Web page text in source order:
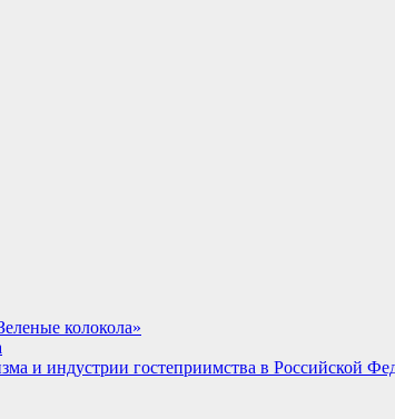
колокола»
и индустрии гостеприимства в Российской